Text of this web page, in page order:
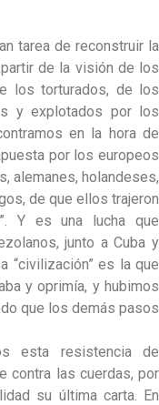
tarea de reconstruir la
de la visión de los
los torturados, de los
y explotados por los
en la hora de
por los europeos
alemanes, holandeses,
de que ellos trajeron
Y es una lucha que
junto a Cuba y
“civilización” es la que
y oprimía, y hubimos
que los demás pasos
esta resistencia de
contra las cuerdas, por
su última carta. En